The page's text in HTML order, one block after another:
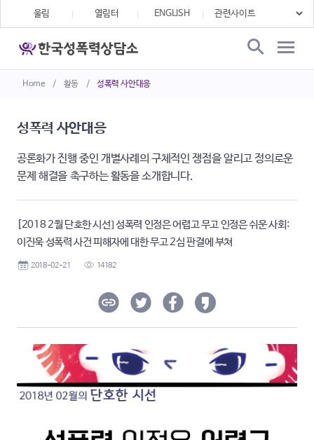
Home / 활동 / 성폭력 사안대응
울림 열림터 ENGLISH
성폭력 사안대응
공론화가 진행 중인 개별사례의 구체적인 쟁점을 알리고 정의로운
문제 해결을 촉구하는 활동을 소개합니다.
[2018 2월 단호한 시선] 성폭력 인정은 어렵고 무고 인정은 쉬운 사회:
이진욱 성폭력 사건 피해자에 대한 무고 2심 판결에 부쳐
2018-02-21 14182